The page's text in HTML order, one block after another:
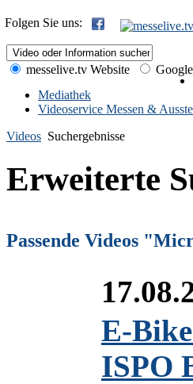
Folgen Sie uns:
messelive.tv Website
Google
Mediathek
Videoservice Messen &
Videos Suchergebnisse
Erweiterte
Passende Videos
E-
ISPO